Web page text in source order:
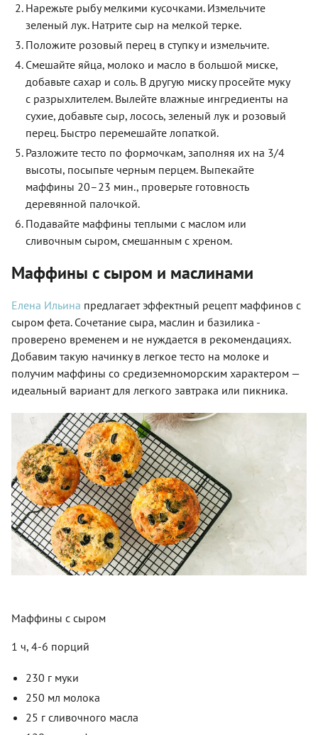
Нарежьте рыбу мелкими кусочками. Измельчите
зеленый лук. Натрите сыр на мелкой терке.
Положите розовый перец в ступку и измельчите.
Смешайте яйца, молоко и масло в большой миске,
добавьте сахар и соль. В другую миску просейте муку
с разрыхлителем. Вылейте влажные ингредиенты на
сухие, добавьте сыр, лосось, зеленый лук и розовый
перец. Быстро перемешайте лопаткой.
Разложите тесто по формочкам, заполняя их на 3/4
высоты, посыпьте черным перцем. Выпекайте
маффины 20–23 мин., проверьте готовность
деревянной палочкой.
Подавайте маффины теплыми с маслом или
сливочным сыром, смешанным­ с хреном.
Маффины с сыром и маслинами
Елена Ильина предлагает эффектный рецепт маффинов с
сыром фета. Сочетание сыра, маслин и базилика -
проверено временем и не нуждается в рекомендациях.
Добавим такую начинку в легкое тесто на молоке и
получим маффины со средиземноморским характером —
идеальный вариант для легкого завтрака или пикника.
Маффины с сыром
1 ч, 4-6 порций
230 г муки
250 мл молока
25 г сливочного масла